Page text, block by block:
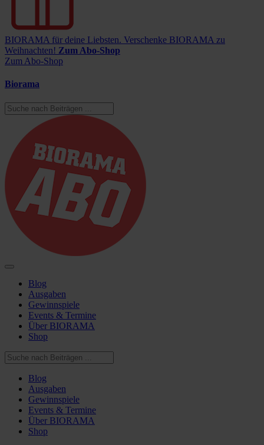
BIORAMA für deine Liebsten. Verschenke BIORAMA zu
Weihnachten! Zum Abo-Shop
Zum Abo-Shop
Biorama
Blog
Ausgaben
Gewinnspiele
Events & Termine
Über BIORAMA
Shop
Blog
Ausgaben
Gewinnspiele
Events & Termine
Über BIORAMA
Shop